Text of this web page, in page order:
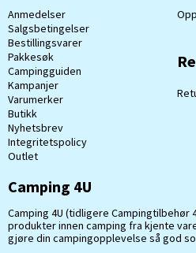
Anmedelser
Salgsbetingelser
Bestillingsvarer
Pakkesøk
Campingguiden
Kampanjer
Varumerker
Butikk
Nyhetsbrev
Integritetspolicy
Outlet
Camping 4U
Camping 4U (tidligere
produkter innen camping fra kjente
gjøre din campingopplevelse så god